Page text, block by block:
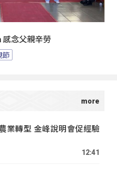
感念父親辛勞
節
業轉型 金峰說明會促經驗
12:41